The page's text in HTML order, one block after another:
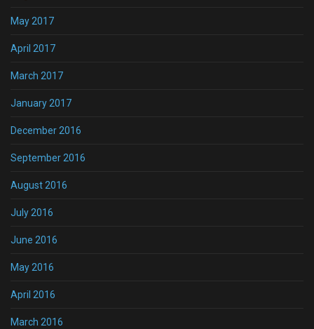
May 2017
April 2017
March 2017
January 2017
December 2016
September 2016
August 2016
July 2016
June 2016
May 2016
April 2016
March 2016